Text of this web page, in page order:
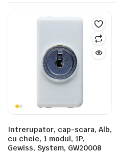
Intrerupator, cap-scara, Alb,
cu cheie, 1 modul, 1P,
Gewiss, System, GW20008